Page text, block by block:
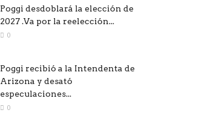
Poggi desdoblará la elección de
2027 .Va por la reelección...
0
Poggi recibió a la Intendenta de
Arizona y desató
especulaciones...
0